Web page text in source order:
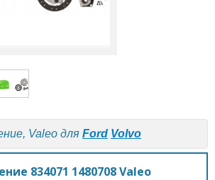
Valeo для Ford Volvo
834071 1480708 Valeo